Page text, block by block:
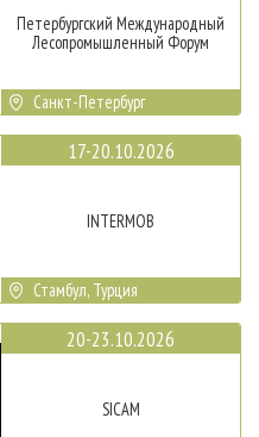
Петербургский Международный
Лесопромышленный Форум
Санкт-Петербург
17-20.10.2026
INTERMOB
Стамбул, Турция
20-23.10.2026
SICAM